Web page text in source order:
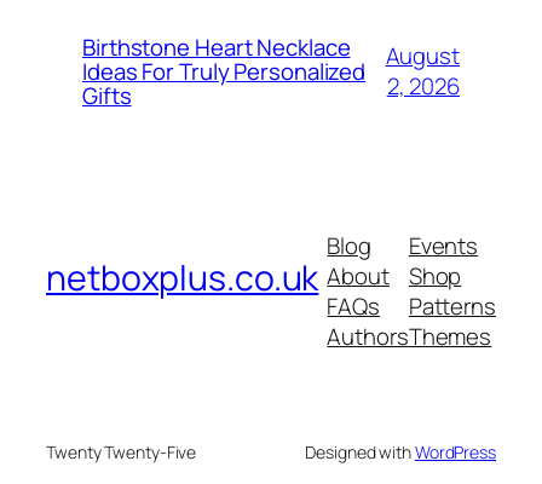
Birthstone Heart Necklace
Ideas For Truly Personalized
Gifts
August
2, 2026
netboxplus.co.uk
Blog
About
FAQs
Authors
Events
Shop
Patterns
Themes
Twenty Twenty-Five Designed withWordPress